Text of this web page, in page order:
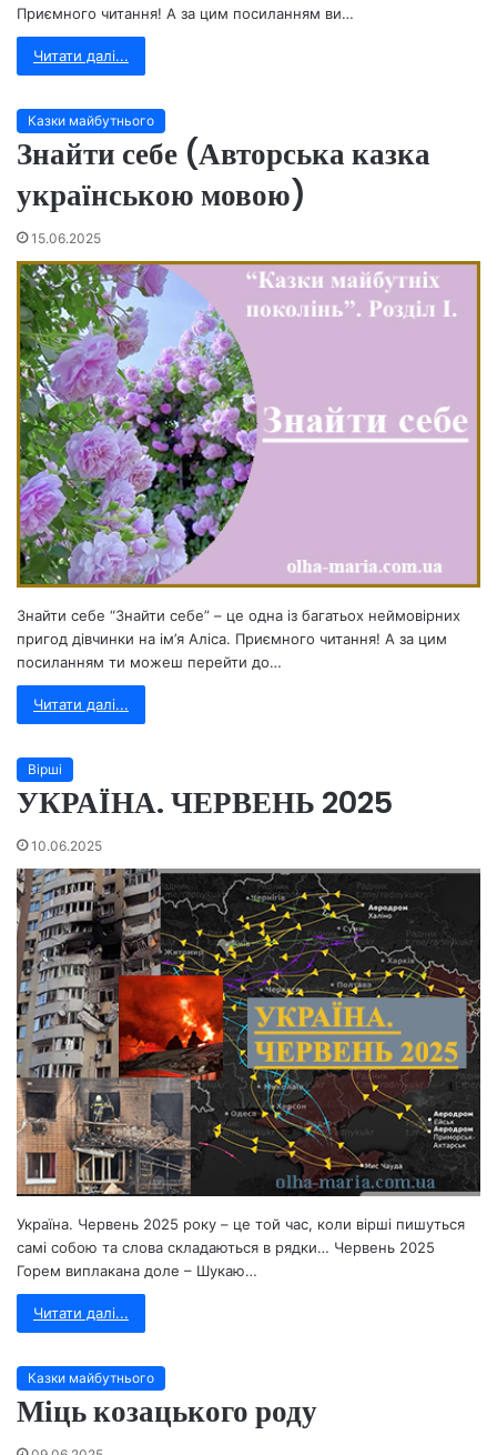
Приємного читання! А за цим посиланням ви…
Читати далі...
Казки майбутнього
Знайти себе (Авторська казка
українською мовою)
15.06.2025
Знайти себе “Знайти себе” – це одна із багатьох неймовірних
пригод дівчинки на ім’я Аліса. Приємного читання! А за цим
посиланням ти можеш перейти до…
Читати далі...
Вірші
УКРАЇНА. ЧЕРВЕНЬ 2025
10.06.2025
Україна. Червень 2025 року – це той час, коли вірші пишуться
самі собою та слова складаються в рядки… Червень 2025
Горем виплакана доле – Шукаю…
Читати далі...
Казки майбутнього
Міць козацького роду